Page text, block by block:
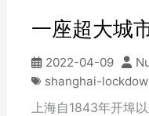
一座超大城
2022-04-09
shanghai-
上海自1843年开埠